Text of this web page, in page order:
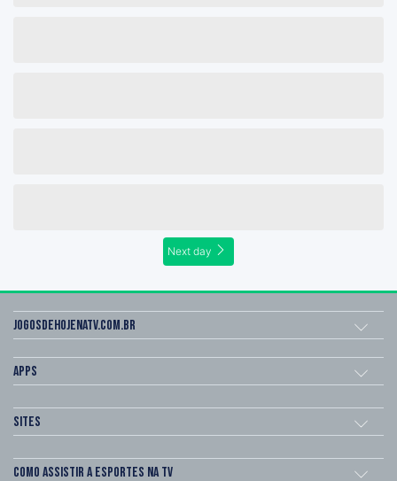
Next day
Jogosdehojenatv.com.br
Apps
Sites
Como assistir a esportes na TV